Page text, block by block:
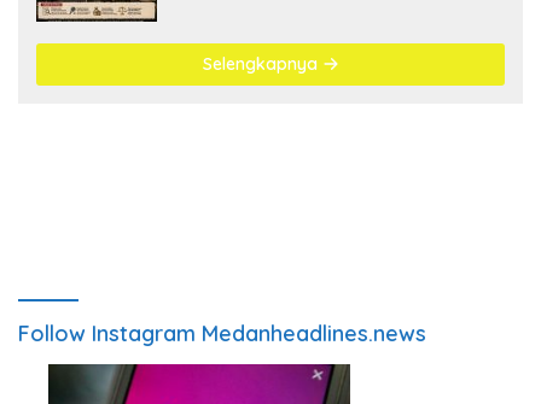
Selengkapnya
Follow Instagram Medanheadlines.news